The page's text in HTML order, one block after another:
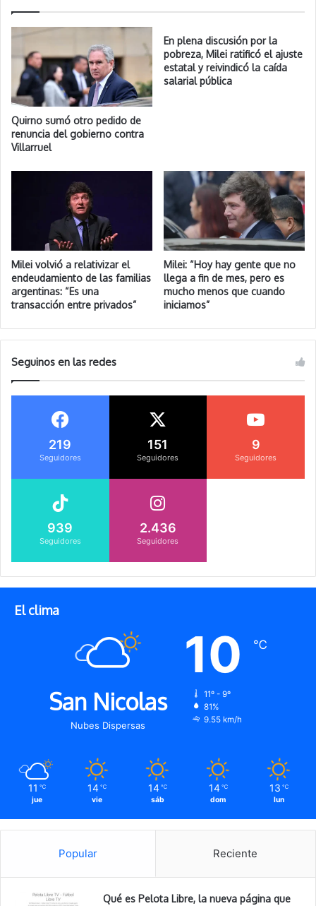
Quirno sumó otro pedido de
renuncia del gobierno contra
Villarruel
En plena discusión por la
pobreza, Milei ratificó el ajuste
estatal y reivindicó la caída
salarial pública
Milei volvió a relativizar el
endeudamiento de las familias
argentinas: “Es una
transacción entre privados”
Milei: “Hoy hay gente que no
llega a fin de mes, pero es
mucho menos que cuando
iniciamos”
Seguinos en las redes
219
Seguidores
151
Seguidores
9
Seguidores
939
Seguidores
2.436
Seguidores
El clima
San Nicolas
Nubes Dispersas
10 ℃
11º - 9º
81%
9.55 km/h
11 ℃
jue
14 ℃
vie
14 ℃
sáb
14 ℃
dom
13 ℃
lun
Popular Reciente
Qué es Pelota Libre, la nueva página que